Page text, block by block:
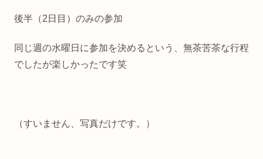
後半（2日目）のみの参加
同じ週の水曜日に参加を決めるという、無茶苦茶な行程
でしたが楽しかったです笑
（すいません、写真だけです。）